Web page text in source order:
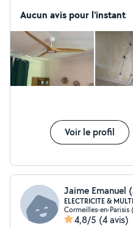
15 ans de conduite de
un professionnel ,
travail de qualité et
Aucun avis pour l'instant
Voir le profil
ELECTRICITE &
Cormeilles-en-Parisis
4,8/5 (4 avis)